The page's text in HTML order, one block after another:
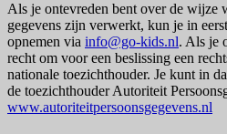
Als je ontevreden bent over de wijze
gegevens zijn verwerkt, kun je in
opnemen via info@go-kids.nl. Als je
recht om voor een beslissing een
nationale toezichthouder. Je kunt in
de toezichthouder Autoriteit
www.autoriteitpersoonsgegevens.nl